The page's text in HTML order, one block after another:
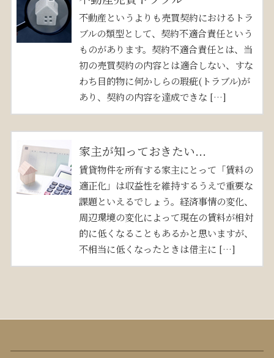
不動産というよりも売買契約におけるトラ
ブルの類型として、契約不適合責任という
ものがあります。契約不適合責任とは、当
初の売買契約の内容とは適合しない、すな
わち目的物に何かしらの瑕疵(トラブル)が
あり、契約の内容を達成できな […]
家主が知っておきたい...
賃貸物件を所有する家主にとって「賃料の
適正化」は収益性を維持するうえで重要な
課題といえるでしょう。経済事情の変化、
周辺環境の変化によって現在の賃料が相対
的に低くなることもあるかと思いますが、
不相当に低くなったときは借主に […]